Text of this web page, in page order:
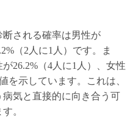
される確率は男性が
（2人に1人）です。ま
26.2%（4人に1人）、女性
を示しています。これは、
気と直接的に向き合う可
。